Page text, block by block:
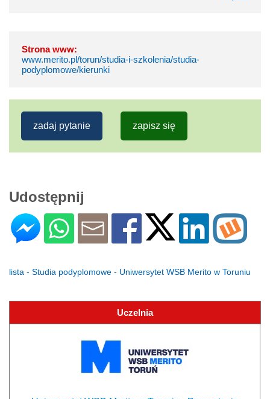
Strona www:
www.merito.pl/torun/studia-i-szkolenia/studia-
podyplomowe/kierunki
zadaj pytanie zapisz się
Udostępnij
lista - Studia podyplomowe - Uniwersytet WSB Merito w Toruniu
Uczelnia